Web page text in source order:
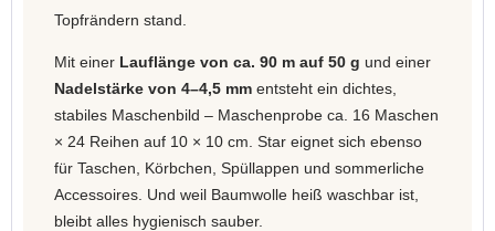
Topfrändern stand.
Mit einer Lauflänge von ca. 90 m auf 50 g und einer
Nadelstärke von 4–4,5 mm entsteht ein dichtes,
stabiles Maschenbild – Maschenprobe ca. 16 Maschen
× 24 Reihen auf 10 × 10 cm. Star eignet sich ebenso
für Taschen, Körbchen, Spüllappen und sommerliche
Accessoires. Und weil Baumwolle heiß waschbar ist,
bleibt alles hygienisch sauber.